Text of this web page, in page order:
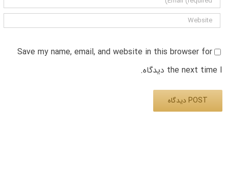
Save my name, email, and website in this browser for
the next time I دیدگاه.